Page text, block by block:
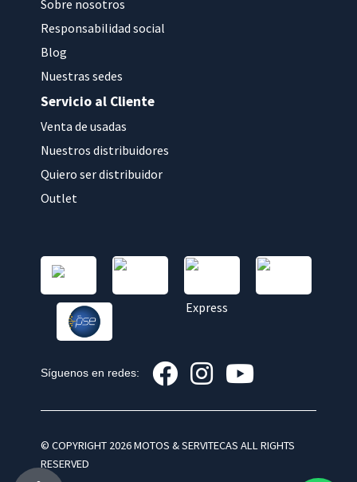
Sobre nosotros
Responsabilidad social
Blog
Nuestras sedes
Servicio al Cliente
Venta de usadas
Nuestros distribuidores
Quiero ser distribuidor
Outlet
Síguenos en redes:
© COPYRIGHT 2026 MOTOS & SERVITECAS ALL RIGHTS
RESERVED